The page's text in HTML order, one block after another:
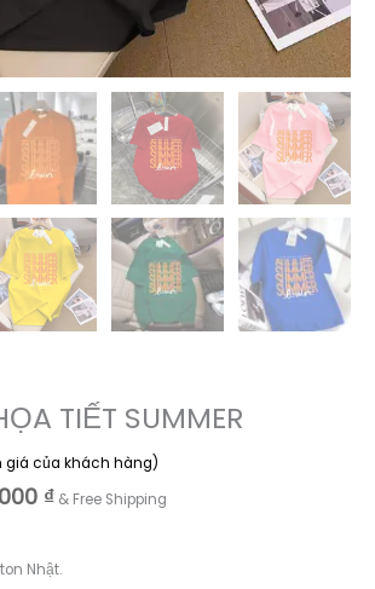
TIẾT SUMMER
giá của khách hàng)
₫.
₫Giá
là:
& Free Shipping
Nhật.